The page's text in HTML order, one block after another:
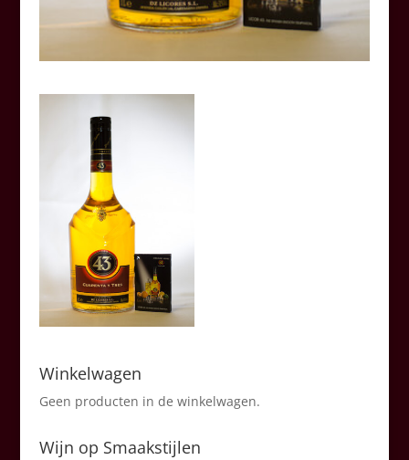
Winkelwagen
Geen producten in de winkelwagen.
Wijn op Smaakstijlen